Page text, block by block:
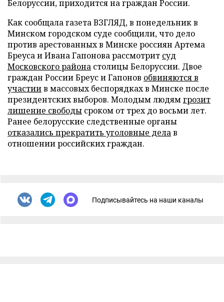
Белоруссии, приходится на граждан России.
Как сообщала газета ВЗГЛЯД, в понедельник в
Минском городском суде сообщили, что дело
против арестованных в Минске россиян Артема
Бреуса и Ивана Гапонова рассмотрит суд
Московского района столицы Белоруссии. Двое
граждан России Бреус и Гапонов обвиняются в
участиив массовых беспорядках в Минске после
президентских выборов. Молодым людямгрозит
лишение свободы сроком от трех до восьми лет.
Ранее белорусские следственные органы
отказались прекратить уголовные делав
отношении российских граждан.
Подписывайтесь на наши каналы